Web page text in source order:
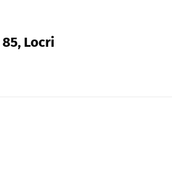
Locri